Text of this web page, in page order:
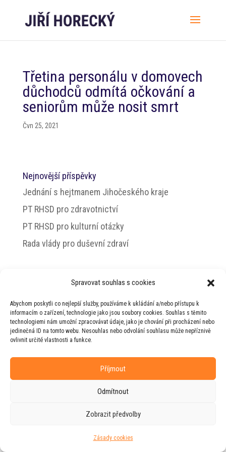
Spravovat souhlas s cookies
Abychom poskytli co nejlepší služby, používáme k ukládání a/nebo přístupu k
informacím o zařízení, technologie jako jsou soubory cookies. Souhlas s těmito
technologiemi nám umožní zpracovávat údaje, jako je chování při procházení nebo
jedinečná ID na tomto webu. Nesouhlas nebo odvolání souhlasu může nepříznivě
ovlivnit určité vlastnosti a funkce.
Příjmout
Odmítnout
Zobrazit předvolby
Zásady cookies
Třetina personálu v domovech
důchodců odmítá očkování a
seniorům může nosit smrt
Čvn 25, 2021
Nejnovější příspěvky
Jednání s hejtmanem Jihočeského kraje
PT RHSD pro zdravotnictví
PT RHSD pro kulturní otázky
Rada vlády pro duševní zdraví
Horeckého
Web vytvořila firmaRUDIve spolupráci s
agenturou